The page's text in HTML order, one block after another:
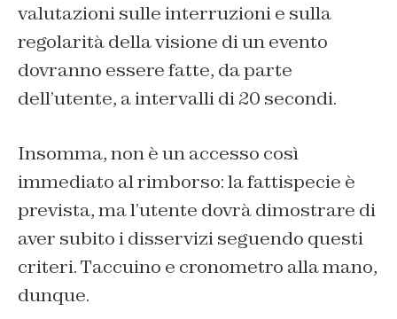
valutazioni sulle interruzioni e sulla
regolarità della visione di un evento
dovranno essere fatte, da parte
dell’utente, a intervalli di 20 secondi.
Insomma, non è un accesso così
immediato al rimborso: la fattispecie è
prevista, ma l’utente dovrà dimostrare di
aver subito i disservizi seguendo questi
criteri. Taccuino e cronometro alla mano,
dunque.